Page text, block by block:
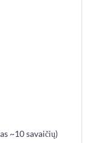
~10 savaičių)